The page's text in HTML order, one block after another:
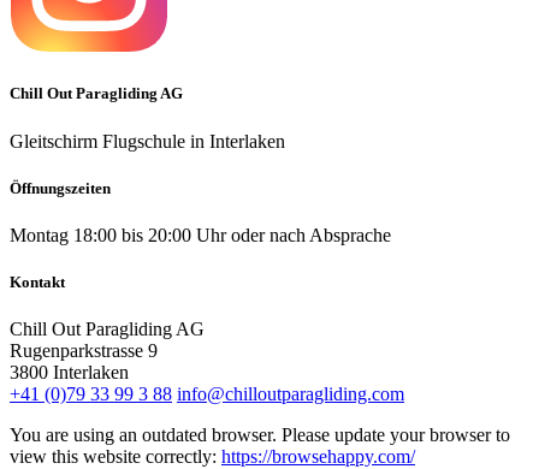
Chill Out Paragliding AG
Gleitschirm Flugschule in Interlaken
Öffnungszeiten
Montag 18:00 bis 20:00 Uhr oder nach Absprache
Kontakt
Chill Out Paragliding AG
Rugenparkstrasse 9
3800 Interlaken
+41 (0)79 33 99 3 88 info@chilloutparagliding.com
You are using an outdated browser. Please update your browser to
view this website correctly: https://browsehappy.com/